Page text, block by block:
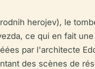
herojev), le
ce qui en fait
par l'architecte
des scènes de